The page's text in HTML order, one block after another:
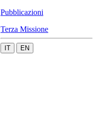
Pubblicazioni
Terza Missione
IT EN